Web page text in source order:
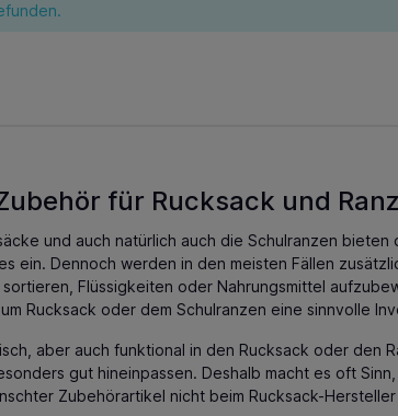
für Rucksack und
und auch natürlich auch die Schulranzen bieten
ein. Dennoch werden in den meisten Fällen
Flüssigkeiten oder Nahrungsmittel
Rucksack oder dem Schulranzen eine sinnvolle
aber auch funktional in den Rucksack oder den
gut hineinpassen. Deshalb macht es oft
Zubehörartikel nicht beim Rucksack-